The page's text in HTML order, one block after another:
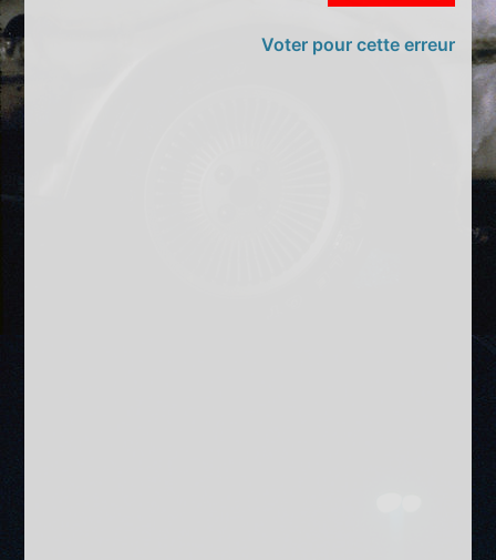
Voter pour cette erreur